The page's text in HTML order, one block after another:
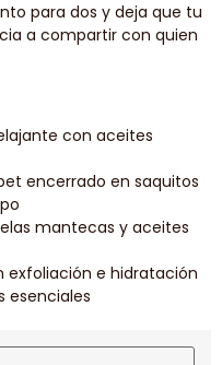
para dos y deja que tu
a compartir con quien
con aceites
encerrado en saquitos
mantecas y aceites
exfoliación e hidratación
esenciales